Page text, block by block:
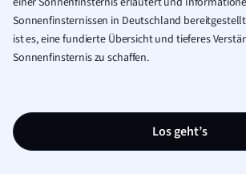
Sonnenfinsternissen in Deutschland
ist es, eine fundierte Übersicht und tieferes
Sonnenfinsternis zu schaffen.
Los geht’s